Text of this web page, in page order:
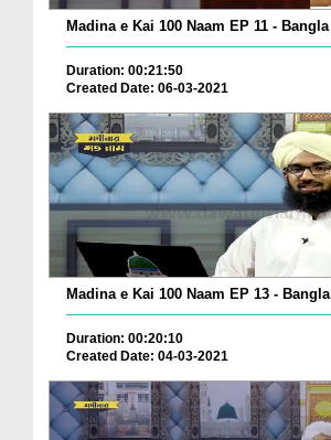
Madina e Kai 100 Naam EP 11 - Bangla
Duration: 00:21:50
Created Date: 06-03-2021
Madina e Kai 100 Naam EP 13 - Bangla
Duration: 00:20:10
Created Date: 04-03-2021